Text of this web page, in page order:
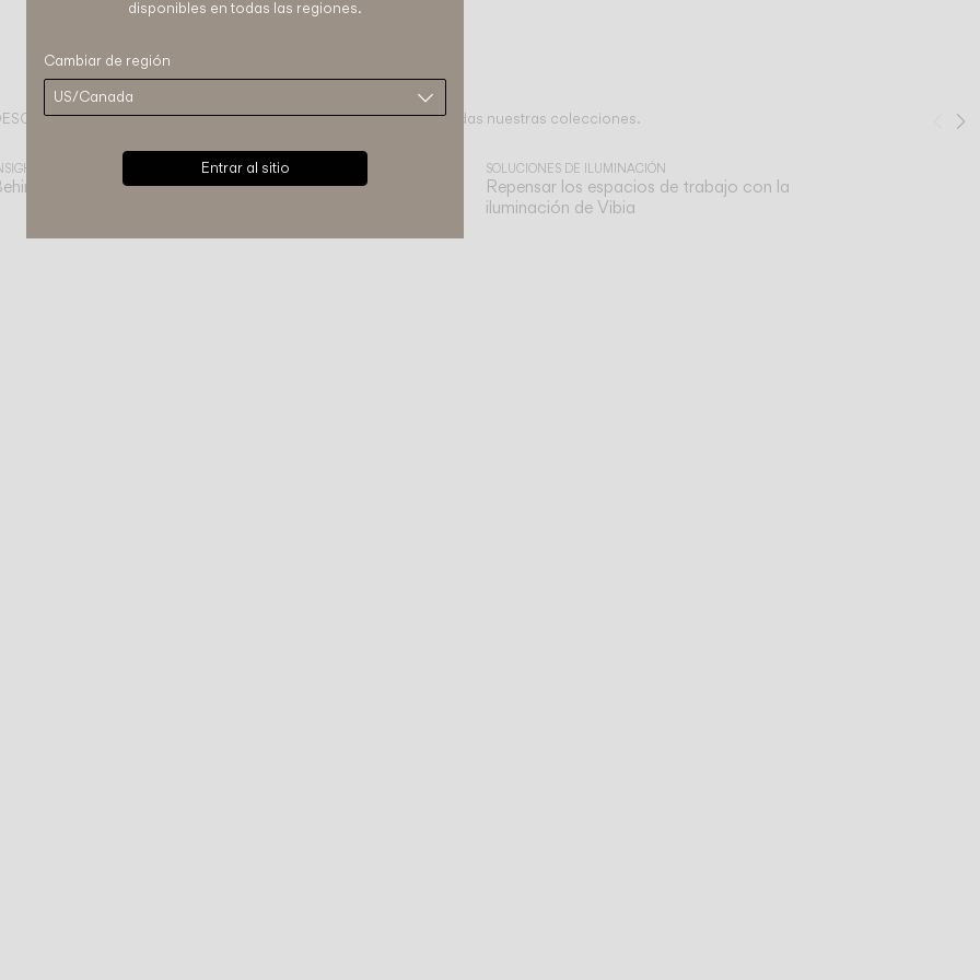
THE EDIT Descubre más sobre Ghost y todas nuestras colecciones.
todo
the Design: La colección Ghost
SOLUCIONES DE ILUMINACIÓN
Repensar los espacios de trabajo con la
iluminación de Vibia
disponibles en todas las regiones.
Cambiar de región
Entrar al sitio